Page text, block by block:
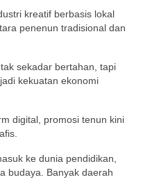
kreatif berbasis lokal
penenun tradisional dan
sekadar bertahan, tapi
kekuatan ekonomi
digital, promosi tenun kini
ke dunia pendidikan,
budaya. Banyak daerah